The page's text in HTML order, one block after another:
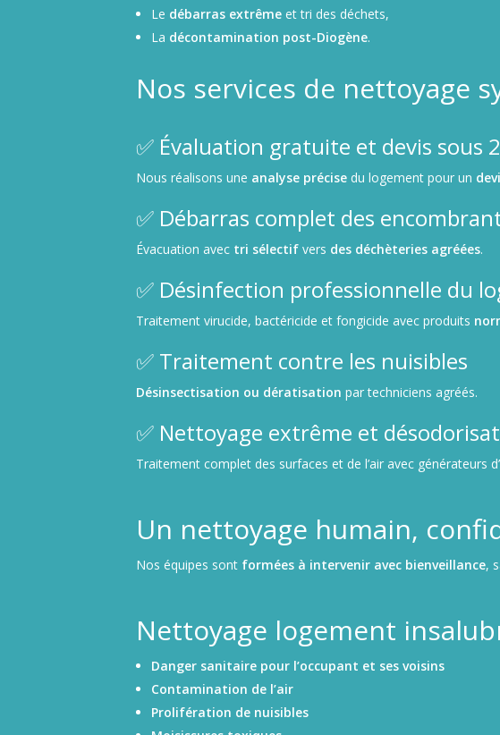
Le débarras extrêmeet tri des déchets,
La décontamination post-Diogène.
Nos services de nettoyage
✅ Évaluation gratuite et devis sous
Nous réalisons une analyse précise du logement pour un
✅ Débarras complet des
Évacuation avec tri sélectif vers des déchèteries agréées.
✅ Désinfection professionnelle du
Traitement virucide, bactéricide et fongicide avec produits
✅ Traitement contre les nuisibles
Désinsectisation ou dératisation par techniciens agréés.
✅ Nettoyage extrême et
Traitement complet des surfaces et de l’air avec générateurs
Un nettoyage humain,
Nos équipes sont formées à intervenir avec bienveillance,
Nettoyage logement
Danger sanitaire pour l’occupant et ses voisins
Contamination de l’air
Prolifération de nuisibles